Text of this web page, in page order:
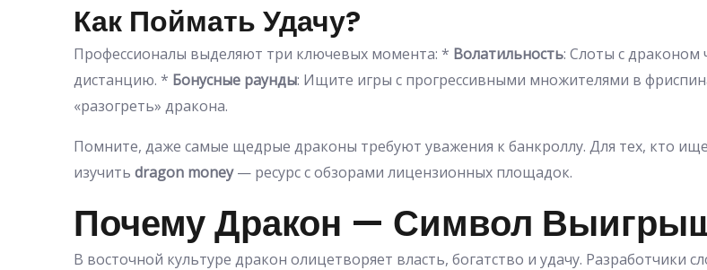
Как Поймать Удачу?
Профессионалы выделяют три ключевых момента: * Волатильность: Слоты с драконом
дистанцию. * Бонусные раунды: Ищите игры с прогрессивными множителями в
«разогреть» дракона.
Помните, даже самые щедрые драконы требуют уважения к банкроллу. Для тех, кто
изучить dragon money— ресурс с обзорами лицензионных площадок.
Почему Дракон — Символ
В восточной культуре дракон олицетворяет власть, богатство и удачу. Разработчики